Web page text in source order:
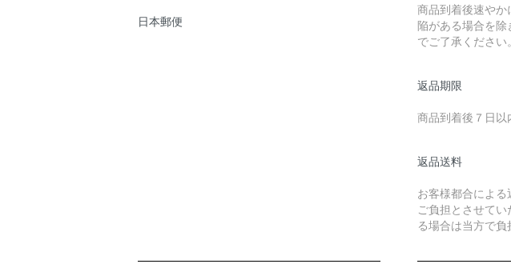
日本郵便
商品到着後速や
陥がある場合を
でご了承ください。
返品期限
商品到着後７日以
返品送料
お客様都合によ
ご負担とさせて
る場合は当方で負